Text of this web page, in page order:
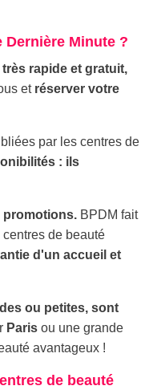
Dernière Minute ?
rapide et gratuit,
et réserver votre
par les centres de
: ils
promotions. BPDM fait
de beauté
d'un accueil et
ou petites, sont
Paris ou une grande
avantageux !
de beauté